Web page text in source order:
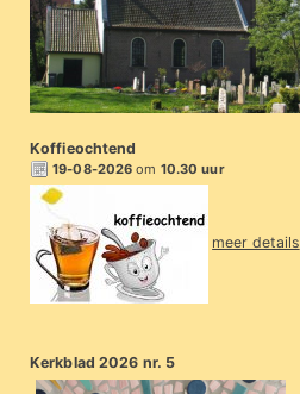
Koffieochtend
19-08-2026 om 10.30 uur
meer details
Kerkblad 2026 nr. 5